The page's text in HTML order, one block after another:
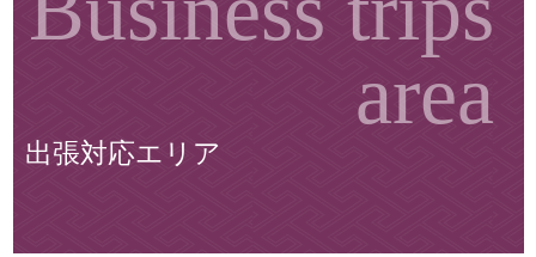
出張対応エリア